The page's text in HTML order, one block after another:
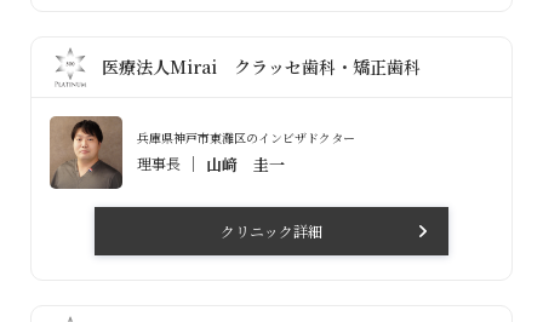
医療法人Mirai クラッセ歯科・矯正歯科
兵庫県神戸市東灘区のインビザドクター
理事長 山﨑 圭一
クリニック詳細